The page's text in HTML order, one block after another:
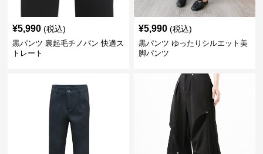
¥5,990 (税込)
黒パンツ 裏起毛チノパン 快適ス
トレート
¥5,990 (税込)
黒パンツ ゆったりシルエット美
脚パンツ